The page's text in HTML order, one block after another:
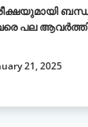
പല
21, 2025